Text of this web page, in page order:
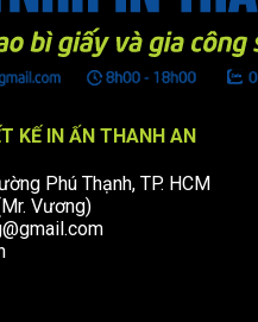
KẾ IN ẤN THANH AN
Phú Thạnh, TP. HCM
Vương)